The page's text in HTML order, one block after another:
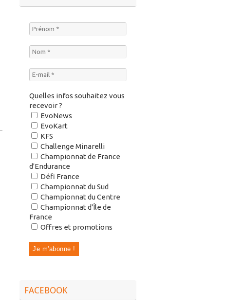
Quelles infos souhaitez vous
recevoir ?
EvoNews
EvoKart
KFS
Challenge Minarelli
Championnat de France
d'Endurance
Défi France
Championnat du Sud
Championnat du Centre
Championnat d'Île de
France
Offres et promotions
FACEBOOK